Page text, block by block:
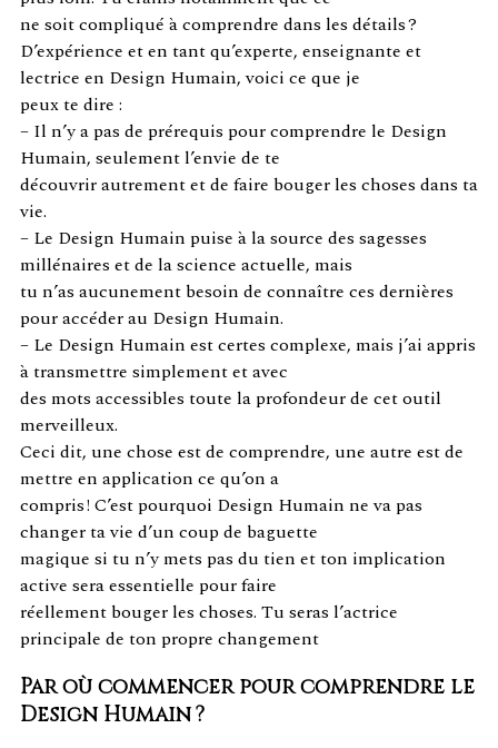
ne soit compliqué à comprendre dans les détails ?
D’expérience et en tant qu’experte, enseignante et
lectrice en Design Humain, voici ce que je
peux te dire :
– Il n’y a pas de prérequis pour comprendre le Design
Humain, seulement l’envie de te
découvrir autrement et de faire bouger les choses dans ta
vie.
– Le Design Humain puise à la source des sagesses
millénaires et de la science actuelle, mais
tu n’as aucunement besoin de connaître ces dernières
pour accéder au Design Humain.
– Le Design Humain est certes complexe, mais j’ai appris
à transmettre simplement et avec
des mots accessibles toute la profondeur de cet outil
merveilleux.
Ceci dit, une chose est de comprendre, une autre est de
mettre en application ce qu’on a
compris ! C’est pourquoi Design Humain ne va pas
changer ta vie d’un coup de baguette
magique si tu n’y mets pas du tien et ton implication
active sera essentielle pour faire
réellement bouger les choses. Tu seras l’actrice
principale de ton propre changement
Par où commencer pour comprendre le
Design Humain ?